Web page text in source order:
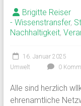
Brigitte Reiser
- Wissenstransfer,
Nachhaltigkeit,
16. Januar 2025
Umwelt
0
Alle sind herzlich
ehrenamtliche